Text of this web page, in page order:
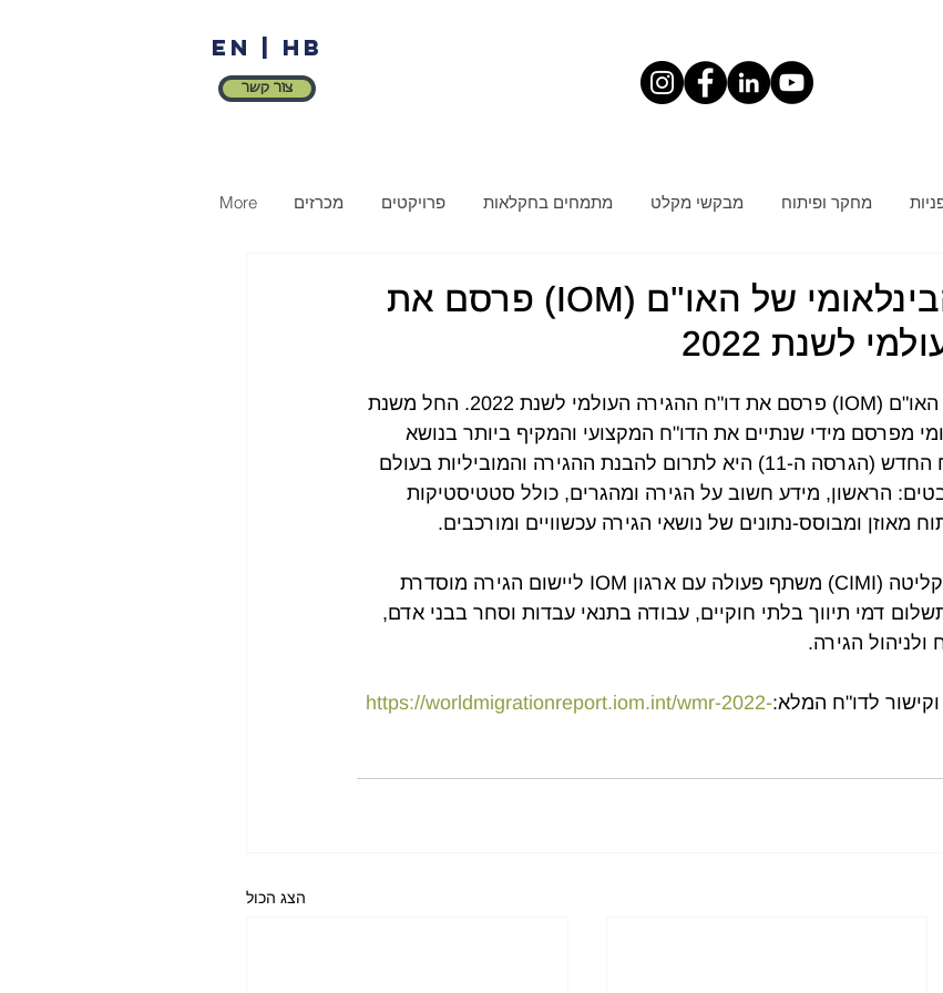
EN HB
צור קשר
מחקר ופיתוח מבקשי מקלט מתמחים בחקלאות פרויקטים מכרזים More
ארגון ההגירה הבינלאומי של האו"ם (IOM) פרסם את
לשנת 2022
ארגון ההגירה הבינלאומי של האו"ם (IOM) פרסם את דו"ח ההגירה העולמי לשנת 2022. החל משנת
מפרסם מידי שנתיים את הדו"ח המקצועי והמקיף ביותר בנושא
הגירה גלובלית. מטרת הדו"ח החדש (הגרסה ה-11) היא לתרום להבנת ההגירה והמוביליות בעולם
הראשון, מידע חשוב על הגירה ומהגרים, כולל סטטיסטיקות
מאוזן ומבוסס-נתונים של נושאי הגירה עכשוויים ומורכבים.
המרכז להגירה בינלאומית ולקליטה (CIMI) משתף פעולה עם ארגון IOM ליישום הגירה מוסדרת
דמי תיווך בלתי חוקיים, עבודה בתנאי עבדות וסחר בבני אדם,
ולניהול הגירה.
לדו"ח המלא:https://worldmigrationreport.iom.int/wmr-2022-
הצג הכול